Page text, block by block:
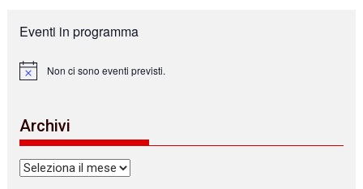
Eventi in programma
N
c
e
Non ci sono eventi previsti.
Archivi
Archivi